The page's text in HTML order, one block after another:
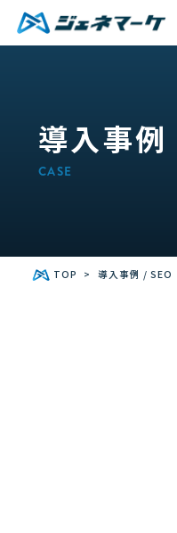
導入事例
CASE
TOP 導入事例 /SEO